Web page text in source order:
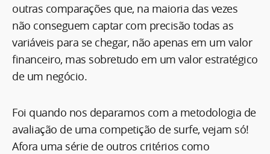
outras comparações que, na maioria das vezes
não conseguem captar com precisão todas as
variáveis para se chegar, não apenas em um valor
financeiro, mas sobretudo em um valor estratégico
de um negócio.
Foi quando nos deparamos com a metodologia de
avaliação de uma competição de surfe, vejam só!
Afora uma série de outros critérios como